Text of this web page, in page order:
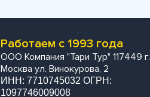
Работаем с 1993 года
ООО Компания "Тари Тур" 117449 г.
Москва ул. Винокурова, 2
ИНН: 7710745032 ОГРН:
1097746009008